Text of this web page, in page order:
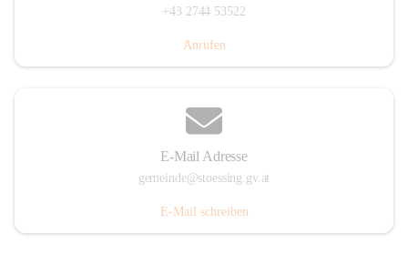
+43 2744 53522
Anrufen
E-Mail Adresse
gemeinde@stoessing.gv.at
E-Mail schreiben